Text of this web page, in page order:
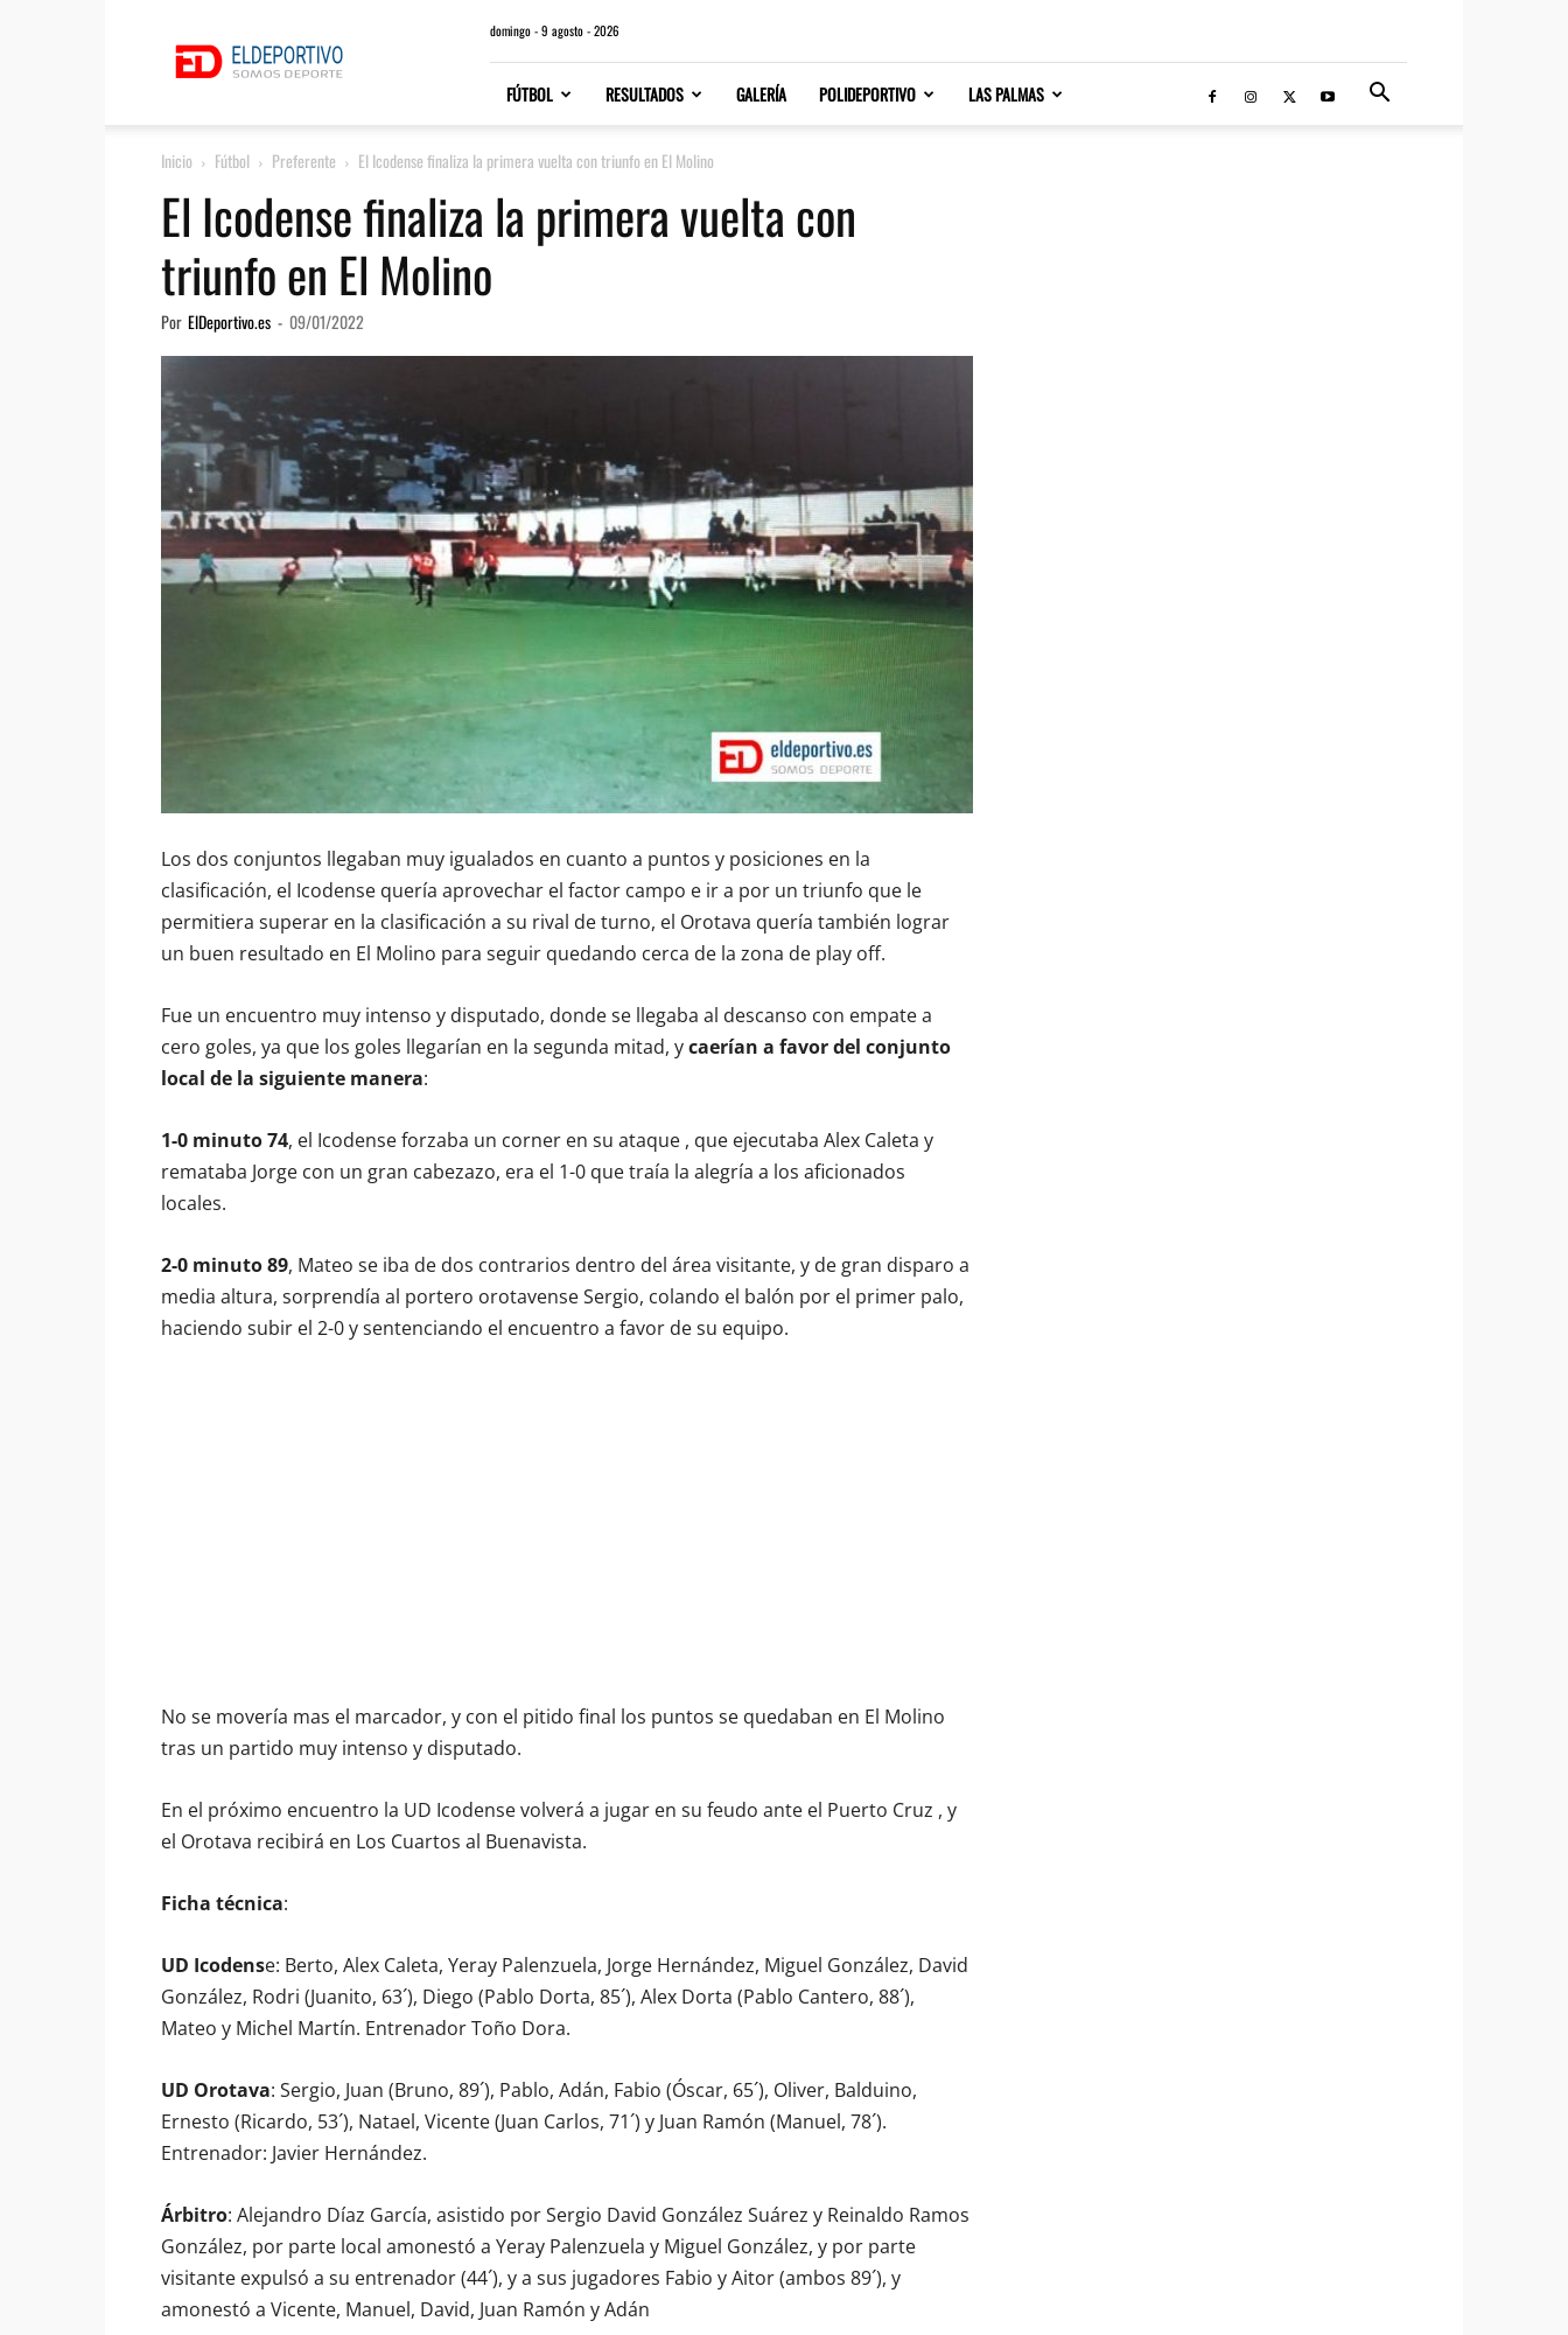
domingo - 9 agosto - 2026
FÚTBOL RESULTADOS GALERÍA POLIDEPORTIVO LAS PALMAS
Inicio Fútbol Preferente El Icodense finaliza la primera vuelta con triunfo en El Molino
El Icodense finaliza la primera vuelta con
triunfo en El Molino
Por ElDeportivo.es - 09/01/2022
Los dos conjuntos llegaban muy igualados en cuanto a puntos y posiciones en la
clasificación, el Icodense quería aprovechar el factor campo e ir a por un triunfo que le
permitiera superar en la clasificación a su rival de turno, el Orotava quería también lograr
un buen resultado en El Molino para seguir quedando cerca de la zona de play off.
Fue un encuentro muy intenso y disputado, donde se llegaba al descanso con empate a
cero goles, ya que los goles llegarían en la segunda mitad, ycaerían a favor del conjunto
local de la siguiente manera:
1-0 minuto 74, el Icodense forzaba un corner en su ataque , que ejecutaba Alex Caleta y
remataba Jorge con un gran cabezazo, era el 1-0 que traía la alegría a los aficionados
locales.
2-0 minuto 89, Mateo se iba de dos contrarios dentro del área visitante, y de gran disparo a
media altura, sorprendía al portero orotavense Sergio, colando el balón por el primer palo,
haciendo subir el 2-0 y sentenciando el encuentro a favor de su equipo.
No se movería mas el marcador, y con el pitido final los puntos se quedaban en El Molino
tras un partido muy intenso y disputado.
En el próximo encuentro la UD Icodense volverá a jugar en su feudo ante el Puerto Cruz , y
el Orotava recibirá en Los Cuartos al Buenavista.
Ficha técnica:
UD Icodense: Berto, Alex Caleta, Yeray Palenzuela, Jorge Hernández, Miguel González, David
González, Rodri (Juanito, 63´), Diego (Pablo Dorta, 85´), Alex Dorta (Pablo Cantero, 88´),
Mateo y Michel Martín. Entrenador Toño Dora.
UD Orotava: Sergio, Juan (Bruno, 89´), Pablo, Adán, Fabio (Óscar, 65´), Oliver, Balduino,
Ernesto (Ricardo, 53´), Natael, Vicente (Juan Carlos, 71´) y Juan Ramón (Manuel, 78´).
Entrenador: Javier Hernández.
Árbitro: Alejandro Díaz García, asistido por Sergio David González Suárez y Reinaldo Ramos
González, por parte local amonestó a Yeray Palenzuela y Miguel González, y por parte
visitante expulsó a su entrenador (44´), y a sus jugadores Fabio y Aitor (ambos 89´), y
amonestó a Vicente, Manuel, David, Juan Ramón y Adán